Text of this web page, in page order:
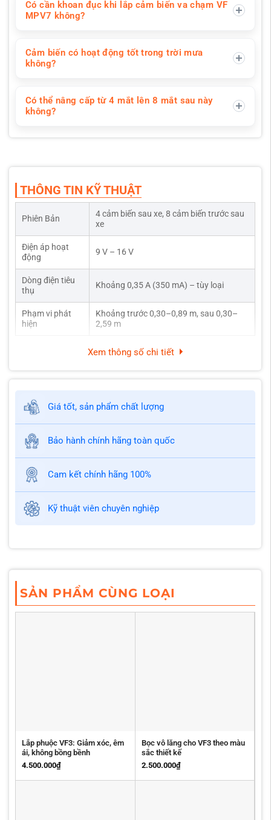
Có cần khoan đục khi lắp cảm biến va chạm VF
MPV7 không?
Cảm biến có hoạt động tốt trong trời mưa
không?
Có thể nâng cấp từ 4 mắt lên 8 mắt sau này
không?
THÔNG TIN KỸ THUẬT
Phiên Bản
4 cảm biến sau xe, 8 cảm biến trước sau
xe
Điện áp hoạt
động
9 V – 16 V
Dòng điện tiêu
thụ
Khoảng 0,35 A (350 mA) – tùy loại
Phạm vi phát
hiện
Khoảng trước 0,30–0,89 m, sau 0,30–
2,59 m
Xem thông số chi tiết
Giá tốt, sản phẩm chất lượng
Bảo hành chính hãng toàn quốc
Cam kết chính hãng 100%
Kỹ thuật viên chuyên nghiệp
SẢN PHẨM CÙNG LOẠI
Lắp phuộc VF3: Giảm xóc, êm
ái, không bồng bềnh
4.500.000₫
Bọc vô lăng cho VF3 theo màu
sắc thiết kế
2.500.000₫